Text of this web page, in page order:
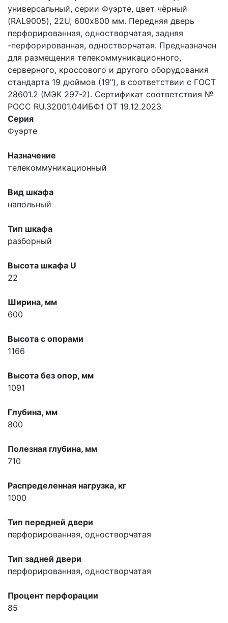
универсальный, серии Фуэрте, цвет чёрный
(RAL9005), 22U, 600х800 мм. Передняя дверь
перфорированная, одностворчатая, задняя
-перфорированная, одностворчатая. Предназначен
для размещения телекоммуникационного,
серверного, кроссового и другого оборудования
стандарта 19 дюймов (19"), в соответствии с ГОСТ
28601.2 (МЭК 297-2). Сертификат соответствия №
РОСС RU.32001.04ИБФ1 ОТ 19.12.2023
Серия
Фуэрте
Назначение
телекоммуникационный
Вид шкафа
напольный
Тип шкафа
разборный
Высота шкафа U
22
Ширина, мм
600
Высота с опорами
1166
Высота без опор, мм
1091
Глубина, мм
800
Полезная глубина, мм
710
Распределенная нагрузка, кг
1000
Тип передней двери
перфорированная, одностворчатая
Тип задней двери
перфорированная, одностворчатая
Процент перфорации
85